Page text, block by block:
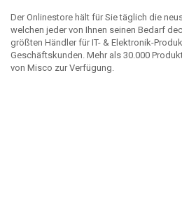
Der Onlinestore hält für Sie täglich die
welchen jeder von Ihnen seinen Bedarf
größten Händler für IT- & Elektronik-
Geschäftskunden. Mehr als 30.000
von Misco zur Verfügung.